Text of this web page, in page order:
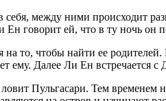
между ними происходит
говорит ей, что в ту ночь он
на то, чтобы найти ее
ему. Далее Ли Ен встречается
Пульгасари. Тем временем